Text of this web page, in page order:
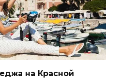
на Красной